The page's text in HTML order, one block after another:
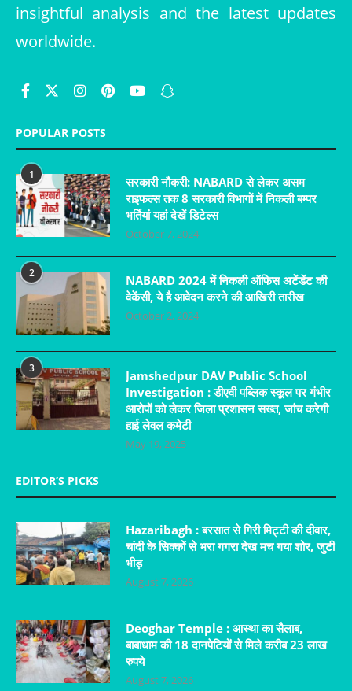
insightful analysis and the latest updates
worldwide.
POPULAR POSTS
1
सरकारी नौकरी: NABARD से लेकर असम
राइफल्स तक 8 सरकारी विभागों में निकली बम्पर
भर्तियां यहां देखें डिटेल्स
October 7, 2024
2
NABARD 2024 में निकली ऑफिस अटेंडेंट की
वेकेंसी, ये है आवेदन करने की आखिरी तारीख
October 2, 2024
3
Jamshedpur DAV Public School
Investigation : डीएवी पब्लिक स्कूल पर गंभीर
आरोपों को लेकर जिला प्रशासन सख्त, जांच करेगी
हाई लेवल कमेटी
May 19, 2025
EDITOR’S PICKS
Hazaribagh : बरसात से गिरी मिट्टी की दीवार,
चांदी के सिक्कों से भरा गगरा देख मच गया शोर, जुटी
भीड़
August 7, 2026
Deoghar Temple : आस्था का सैलाब,
बाबाधाम की 18 दानपेटियों से मिले करीब 23 लाख
रुपये
August 7, 2026